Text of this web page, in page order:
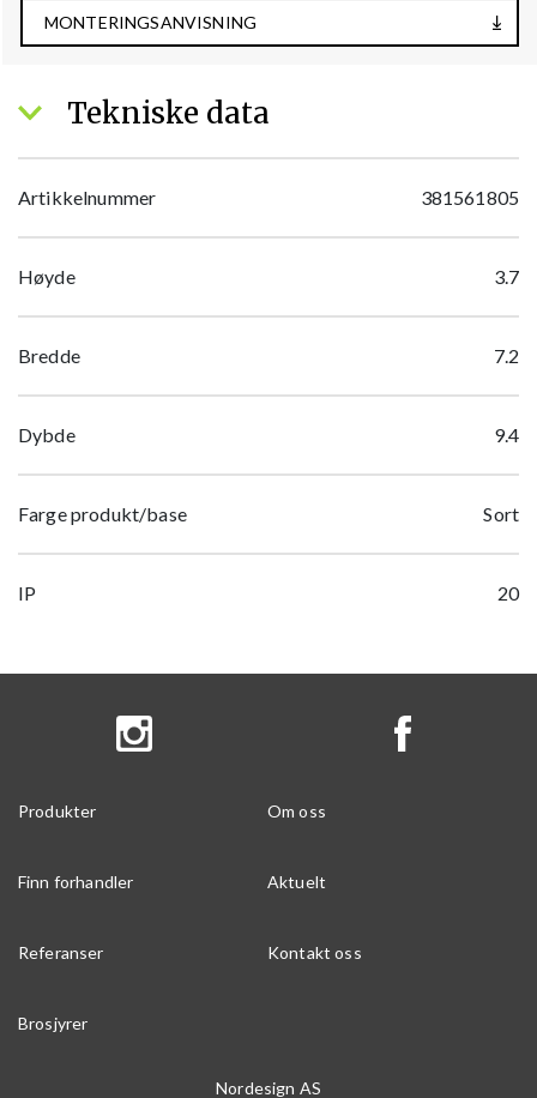
MONTERINGSANVISNING
Tekniske data
Artikkelnummer 381561805
Høyde 3.7
Bredde 7.2
Dybde 9.4
Farge produkt/base Sort
IP 20
Produkter Om oss
Finn forhandler Aktuelt
Referanser Kontakt oss
Brosjyrer
Nordesign AS